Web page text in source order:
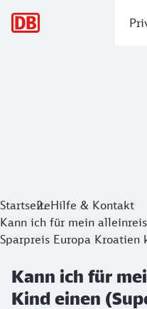
StartseiteHilfe & Kontakt
Kann ich für mein
Sparpreis Europa Kroatien
Kann ich für
Kind einen